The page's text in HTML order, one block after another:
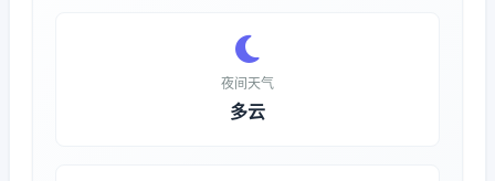
夜间天气
多云